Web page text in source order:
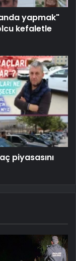
yapmak"
kefaletle
piyasasını